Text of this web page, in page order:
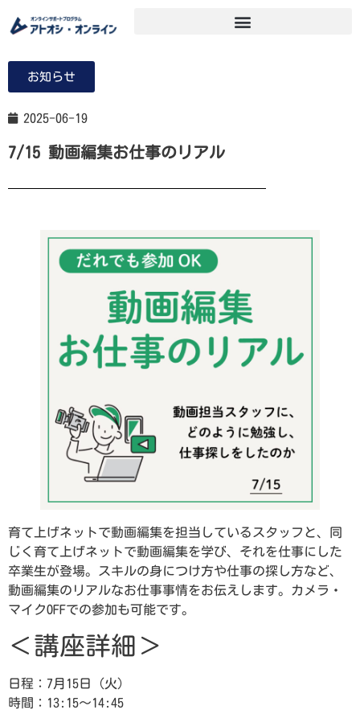
お知らせ
2025-06-19
7/15 動画編集お仕事のリアル
育て上げネットで動画編集を担当しているスタッフと、同
じく育て上げネットで動画編集を学び、それを仕事にした
卒業生が登場。スキルの身につけ方や仕事の探し方など、
動画編集のリアルなお仕事事情をお伝えします。カメラ・
マイクOFFでの参加も可能です。
＜講座詳細＞
日程：7月15日（火）
時間：13:15～14:45